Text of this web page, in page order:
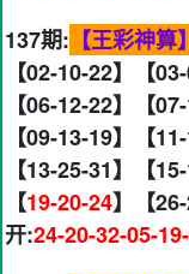
137期: 【王彩神算】
【02-10-22】【
【06-12-22】【
【09-13-19】【
【13-25-31】【
【19-20-24】【
开:24-20-32-05-